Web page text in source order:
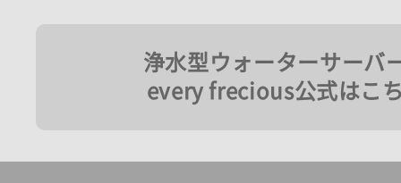
浄水型ウォーターサーバ
every frecious公式はこ